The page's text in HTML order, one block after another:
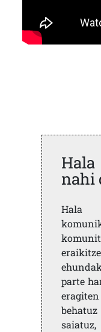
nahi
Hala
parte